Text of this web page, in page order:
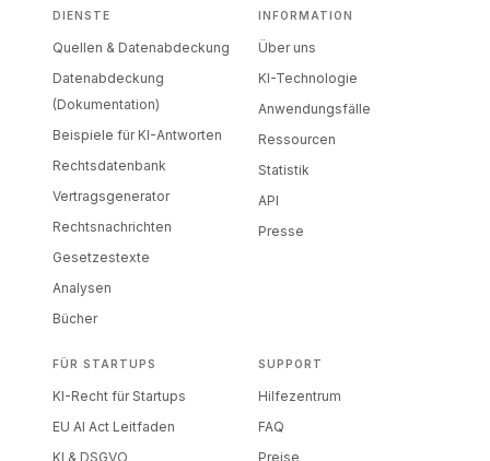
DIENSTE
Quellen & Datenabdeckung
Datenabdeckung
(Dokumentation)
Beispiele für KI-Antworten
Rechtsdatenbank
Vertragsgenerator
Rechtsnachrichten
Gesetzestexte
Analysen
Bücher
INFORMATION
Über uns
KI-Technologie
Anwendungsfälle
Ressourcen
Statistik
API
Presse
FÜR STARTUPS
KI-Recht für Startups
EU AI Act Leitfaden
KI & DSGVO
SUPPORT
Hilfezentrum
FAQ
Preise